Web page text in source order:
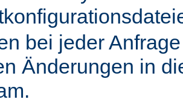
bei jeder
Änderungen in